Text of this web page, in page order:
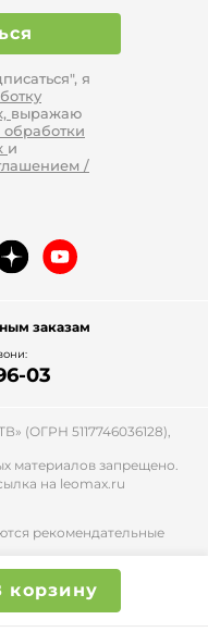
корзину
я
выражаю
и
/
заказам
03
» (ОГРН 5117746036128),
материалов запрещено.
на leomax.ru
рекомендательные